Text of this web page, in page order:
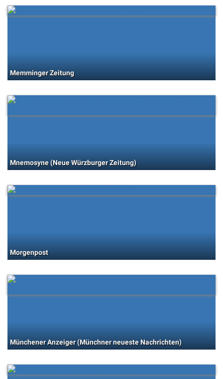
Memminger Zeitung
Mnemosyne (Neue Würzburger Zeitung)
Morgenpost
Münchener Anzeiger (Münchner neueste Nachrichten)